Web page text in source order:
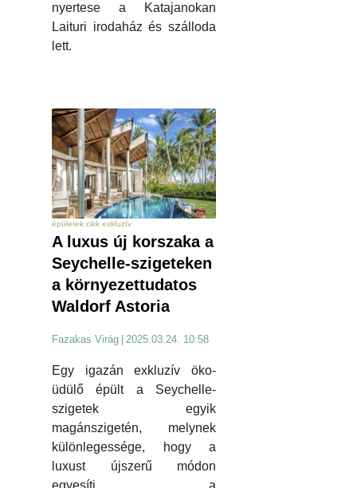
nyertese a Katajanokan
Laituri irodaház és szálloda
lett.
épületek cikk exkluzív
A luxus új korszaka a
Seychelle-szigeteken
a környezettudatos
Waldorf Astoria
Fazakas Virág | 2025.03.24. 10:58
Egy igazán exkluzív öko-
üdülő épült a Seychelle-
szigetek egyik
magánszigetén, melynek
különlegessége, hogy a
luxust újszerű módon
egyesíti a